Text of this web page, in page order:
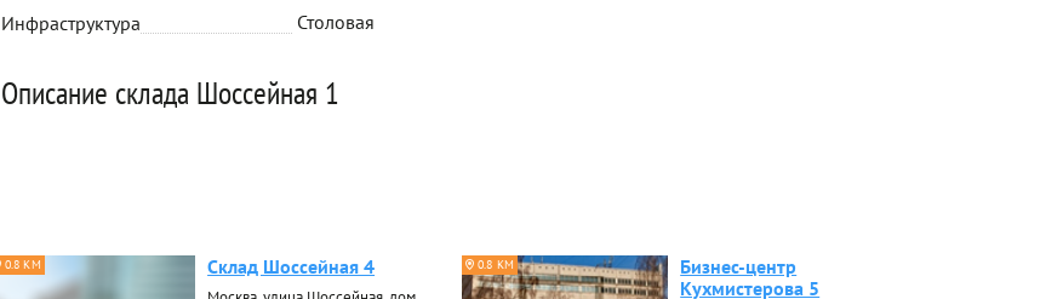
Инфраструктура
Столовая
Описание склада Шоссейная 1
0.8 КМ Склад Шоссейная 4 0.8 КМ
Бизнес-центр
Кухмистерова 5